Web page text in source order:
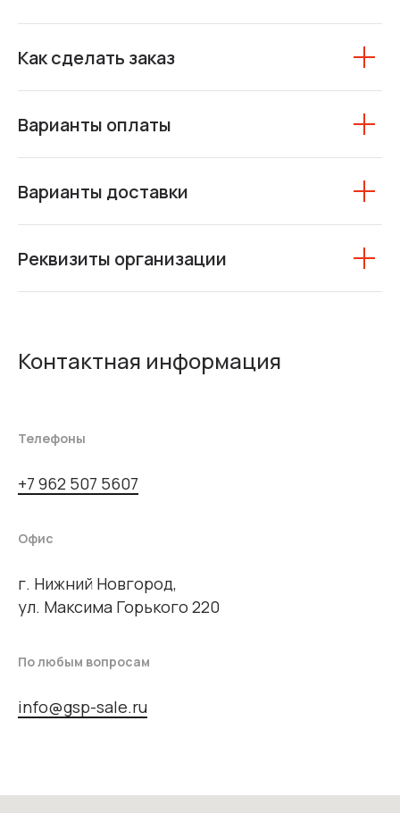
Как сделать заказ
Варианты оплаты
Варианты доставки
Реквизиты организации
Контактная информация
Телефоны
+7 962 507 5607
Офис
г. Нижний Новгород,
ул. Максима Горького 220
По любым вопросам
info@gsp-sale.ru